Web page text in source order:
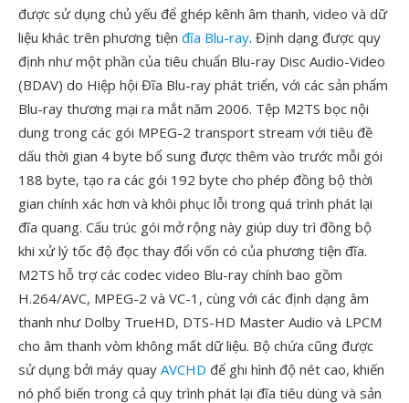
được sử dụng chủ yếu để ghép kênh âm thanh, video và dữ
liệu khác trên phương tiện đĩa Blu-ray. Định dạng được quy
định như một phần của tiêu chuẩn Blu-ray Disc Audio-Video
(BDAV) do Hiệp hội Đĩa Blu-ray phát triển, với các sản phẩm
Blu-ray thương mại ra mắt năm 2006. Tệp M2TS bọc nội
dung trong các gói MPEG-2 transport stream với tiêu đề
dấu thời gian 4 byte bổ sung được thêm vào trước mỗi gói
188 byte, tạo ra các gói 192 byte cho phép đồng bộ thời
gian chính xác hơn và khôi phục lỗi trong quá trình phát lại
đĩa quang. Cấu trúc gói mở rộng này giúp duy trì đồng bộ
khi xử lý tốc độ đọc thay đổi vốn có của phương tiện đĩa.
M2TS hỗ trợ các codec video Blu-ray chính bao gồm
H.264/AVC, MPEG-2 và VC-1, cùng với các định dạng âm
thanh như Dolby TrueHD, DTS-HD Master Audio và LPCM
cho âm thanh vòm không mất dữ liệu. Bộ chứa cũng được
sử dụng bởi máy quay AVCHD để ghi hình độ nét cao, khiến
nó phổ biến trong cả quy trình phát lại đĩa tiêu dùng và sản